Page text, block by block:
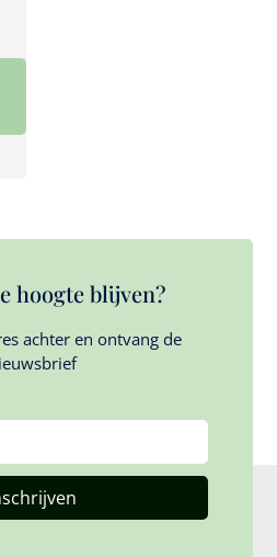
hoogte blijven?
achter en ontvang de